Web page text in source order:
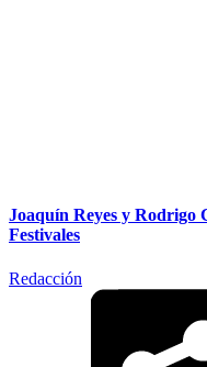
Joaquín Reyes y Rodrigo
Festivales
Redacción